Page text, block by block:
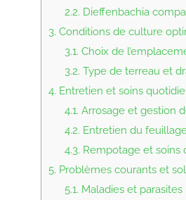
2.2. Dieffenbachia
3. Conditions de culture
3.1. Choix de
3.2. Type de terreau et
4. Entretien et soins
4.1. Arrosage et gestion
4.2. Entretien du
4.3. Rempotage et soins
5. Problèmes courants et
5.1. Maladies et parasites